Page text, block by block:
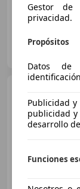
AUTOS COPAUTO
11/2008
Gestor de
privacidad.
Propósitos
Datos de
Publicidad
publicidad y
desarrollo
Funciones